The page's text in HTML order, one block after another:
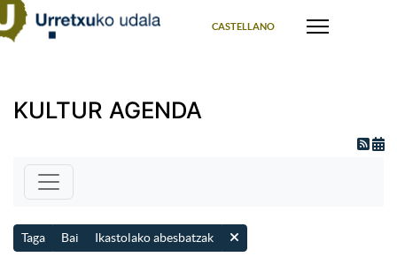
CASTELLANO
KULTUR AGENDA
Taga Bai Ikastolako abesbatzak